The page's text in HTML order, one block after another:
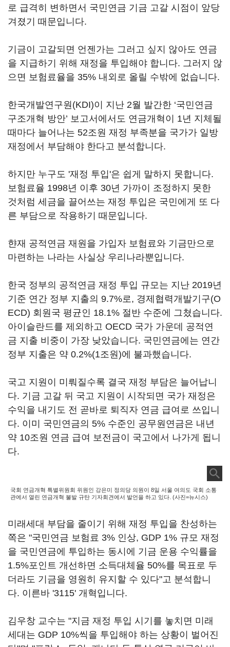
로 급격히 변하면서 국민연금 기금 고갈 시점이 앞당
겨졌기 때문입니다.
기금이 고갈되면 언젠가는 그러고 싶지 않아도 연금
을 지급하기 위해 재정을 투입해야 합니다. 그러지 않
으면 보험료율을 35% 내외로 올릴 수밖에 없습니다.
한국개발연구원(KDI)이 지난 2월 발간한 ‘국민연금
구조개혁 방안’ 보고서에서도 연금개혁이 1년 지체될
때마다 늘어나는 52조원 재정 부족분을 국가가 일방
재정에서 부담해야 한다고 분석합니다.
하지만 누구도 '재정 투입'은 쉽게 말하지 못합니다.
보험료율 1998년 이후 30년 가까이 조정하지 못한
것처럼 세금을 끌어쓰는 재정 투입은 국민에게 또 다
른 부담으로 작용하기 때문입니다.
햔재 공적연금 재원을 가입자 보험료와 기금만으로
마련하는 나라는 사실상 우리나라뿐입니다.
한국 정부의 공적연금 재정 투입 규모는 지난 2019년
기준 연간 정부 지출의 9.7%로, 경제협력개발기구(O
ECD) 회원국 평균인 18.1% 절반 수준에 그쳤습니다.
아이슬란드를 제외하고 OECD 국가 가운데 공적연
금 지출 비중이 가장 낮았습니다. 국민연금에는 연간
정부 지출은 약 0.2%(1조원)에 불과했습니다.
국고 지원이 미뤄질수록 결국 재정 부담은 늘어납니
다. 기금 고갈 뒤 국고 지원이 시작되면 국가 재정은
수익을 내기도 전 곧바로 퇴직자 연금 급여로 쓰입니
다. 이미 국민연금의 5% 수준인 공무원연금은 내년
약 10조원 연금 급여 보전금이 국고에서 나가게 됩니
다.
국회 연금개혁 특별위원회 위원인 강은미 정의당 의원이 8일 서울 여의도 국회 소통
관에서 열린 연금개혁 불발 규탄 기자회견에서 발언을 하고 있다. (사진=뉴시스)
미래세대 부담을 줄이기 위해 재정 투입을 찬성하는
쪽은 "국민연금 보험료 3% 인상, GDP 1% 규모 재정
을 국민연금에 투입하는 동시에 기금 운용 수익률을
1.5%포인트 개선하면 소득대체율 50%를 목표로 두
더라도 기금을 영원히 유지할 수 있다"고 분석합니
다. 이른바 '3115' 개혁입니다.
김우창 교수는 "지금 재정 투입 시기를 놓치면 미래
세대는 GDP 10%씩을 투입해야 하는 상황이 벌어진